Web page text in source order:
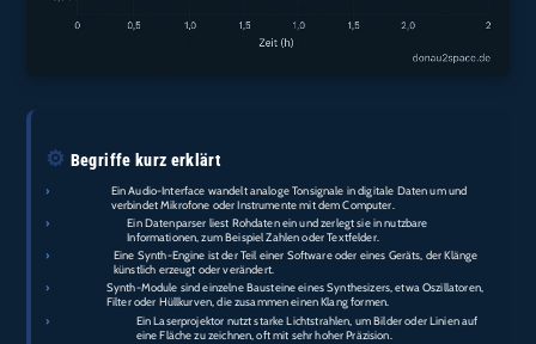
⚙️ Begriffe kurz erklärt
›
Ein Audio-Interface wandelt analoge Tonsignale in digitale Daten um und
verbindet Mikrofone oder Instrumente mit dem Computer.
›
Ein Datenparser liest Rohdaten ein und zerlegt sie in nutzbare
Informationen, zum Beispiel Zahlen oder Textfelder.
›
Eine Synth-Engine ist der Teil einer Software oder eines Geräts, der Klänge
künstlich erzeugt oder verändert.
›
Synth-Module sind einzelne Bausteine eines Synthesizers, etwa Oszillatoren,
Filter oder Hüllkurven, die zusammen einen Klang formen.
›
Ein Laserprojektor nutzt starke Lichtstrahlen, um Bilder oder Linien auf
eine Fläche zu zeichnen, oft mit sehr hoher Präzision.